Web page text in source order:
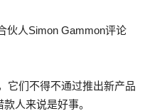
伙人Simon Gammon评论
它们不得不通过推出新产品
人来说是好事。